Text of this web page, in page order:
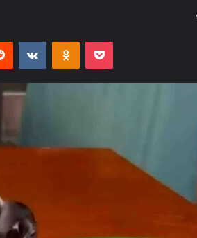
Reddit VKontakteOdnoklassniki
Pocket